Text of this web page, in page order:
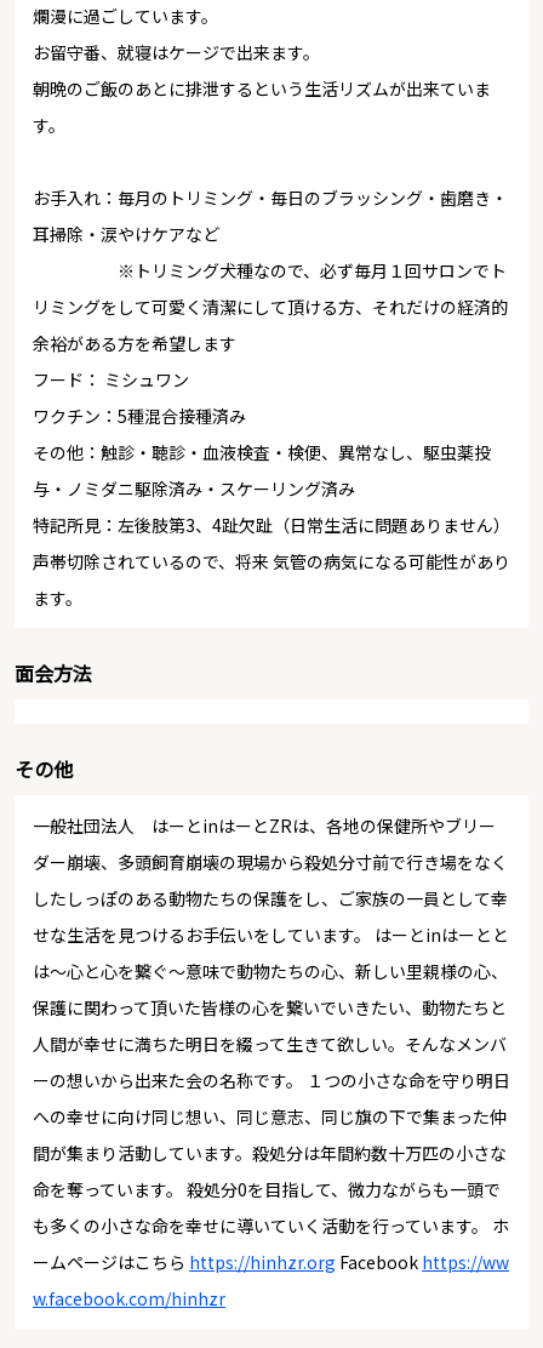
爛漫に過ごしています。
お留守番、就寝はケージで出来ます。
朝晩のご飯のあとに排泄するという生活リズムが出来ていま
す。
お手入れ：毎月のトリミング・毎日のブラッシング・歯磨き・
耳掃除・涙やけケアなど
※トリミング犬種なので、必ず毎月１回サロンでト
リミングをして可愛く清潔にして頂ける方、それだけの経済的
余裕がある方を希望します
フード： ミシュワン
ワクチン：5種混合接種済み
その他：触診・聴診・血液検査・検便、異常なし、駆虫薬投
与・ノミダニ駆除済み・スケーリング済み
特記所見：左後肢第3、4趾欠趾（日常生活に問題ありません）
声帯切除されているので、将来 気管の病気になる可能性があり
ます。
面会方法
その他
一般社団法人 はーとinはーとZRは、各地の保健所やブリー
ダー崩壊、多頭飼育崩壊の現場から殺処分寸前で行き場をなく
したしっぽのある動物たちの保護をし、ご家族の一員として幸
せな生活を見つけるお手伝いをしています。 はーとinはーとと
は～心と心を繋ぐ～意味で動物たちの心、新しい里親様の心、
保護に関わって頂いた皆様の心を繋いでいきたい、動物たちと
人間が幸せに満ちた明日を綴って生きて欲しい。そんなメンバ
ーの想いから出来た会の名称です。 １つの小さな命を守り明日
への幸せに向け同じ想い、同じ意志、同じ旗の下で集まった仲
間が集まり活動しています。殺処分は年間約数十万匹の小さな
命を奪っています。 殺処分0を目指して、微力ながらも一頭で
も多くの小さな命を幸せに導いていく活動を行っています。 ホ
ームページはこちら https://hinhzr.org Facebook https://ww
w.facebook.com/hinhzr